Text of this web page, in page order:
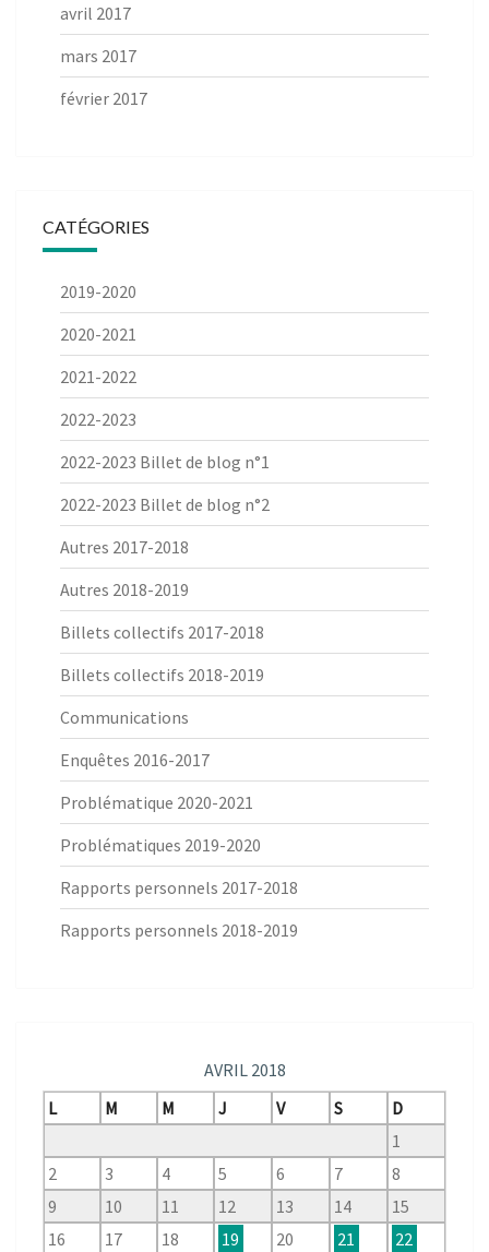
avril 2017
mars 2017
février 2017
CATÉGORIES
2019-2020
2020-2021
2021-2022
2022-2023
2022-2023 Billet de blog n°1
2022-2023 Billet de blog n°2
Autres 2017-2018
Autres 2018-2019
Billets collectifs 2017-2018
Billets collectifs 2018-2019
Communications
Enquêtes 2016-2017
Problématique 2020-2021
Problématiques 2019-2020
Rapports personnels 2017-2018
Rapports personnels 2018-2019
AVRIL 2018
L
M M J V S
D
1
2
3 4 5 6 7
8
9
10 11 12 13 14
15
16
17 18 19 20 21 22